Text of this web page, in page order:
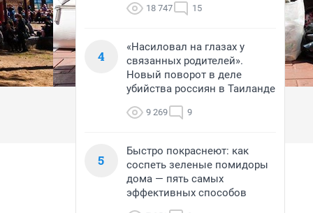
18 747 15
4
«Насиловал на глазах у
связанных родителей».
Новый поворот в деле
убийства россиян в Таиланде
9 269 9
5
Быстро покраснеют: как
соспеть зеленые помидоры
дома — пять самых
эффективных способов